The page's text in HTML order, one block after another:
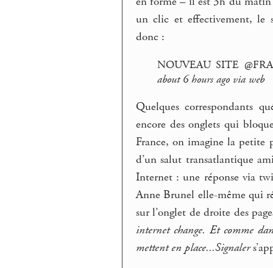
un clic et effectivement, le
donc :
NOUVEAU SITE
about 6 hours ago via web
Quelques correspondants
encore des onglets qui
France, on imagine la petite
d’un salut transatlantique
Internet : une réponse via
Anne Brunel elle-même qui
sur l’onglet de droite des
internet change. Et comme
mettent en place...Signaler